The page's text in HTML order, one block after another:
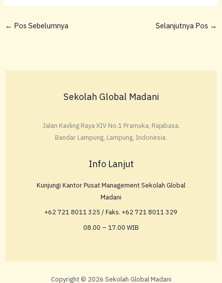
← Pos Sebelumnya Selanjutnya Pos →
Sekolah Global Madani
Jalan Kavling Raya XIV No.1 Pramuka, Rajabasa,
Bandar Lampung, Lampung, Indonesia.
Info Lanjut
Kunjungi Kantor Pusat Management Sekolah Global
Madani
+62 721 8011 325 / Faks. +62 721 8011 329
08.00 – 17.00 WIB
Copyright © 2026 Sekolah Global Madani